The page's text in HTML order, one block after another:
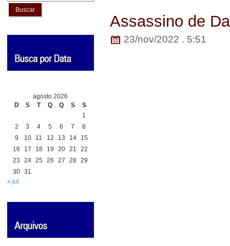
Buscar
agosto 2026
D
S T Q Q S
S
1
2
3 4 5 6 7
8
9
10 11 12 13 14
15
16
17 18 19 20 21
22
23
24 25 26 27 28 29
30 31
« jul
Assassino de
23/nov/2022 . 5:51